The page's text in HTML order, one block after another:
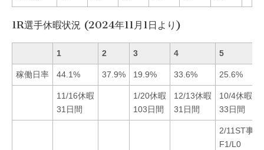
1R選手休暇状況 (2024年11月1日より)
1 2 3 4 5
稼働日率 44.1% 37.9% 19.9% 33.6% 25.6%
11/16休暇
31日間
1/20休暇
103日間
12/13休暇
31日間
10/4休暇
33日間
2/11ST事
F1/L0